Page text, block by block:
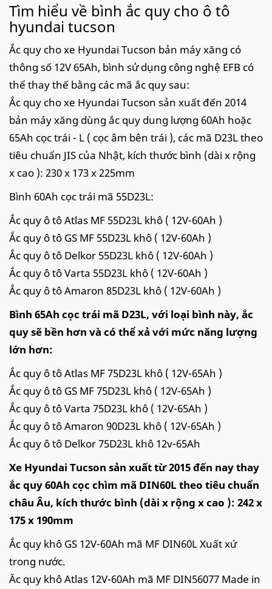
Tìm hiểu về bình ắc quy cho ô tô
hyundai tucson
Ắc quy cho xe Hyundai Tucson bản máy xăng có
thông số 12V 65Ah, bình sử dụng công nghệ EFB có
thể thay thế bằng các mã ắc quy sau:
Ắc quy cho xe Hyundai Tucson sản xuất đến 2014
bản máy xăng dùng ắc quy dung lượng 60Ah hoặc
65Ah cọc trái - L ( cọc âm bên trái ), các mã D23L theo
tiêu chuẩn JIS của Nhật, kích thước bình (dài x rộng
x cao ): 230 x 173 x 225mm
Bình 60Ah cọc trái mã 55D23L:
Ắc quy ô tô Atlas MF 55D23L khô ( 12V-60Ah )
Ắc quy ô tô GS MF 55D23L khô ( 12V-60Ah )
Ắc quy ô tô Delkor 55D23L khô ( 12V-60Ah )
Ắc quy ô tô Varta 55D23L khô ( 12V-60Ah )
Ắc quy ô tô Amaron 85D23L khô ( 12V-60Ah )
Bình 65Ah cọc trái mã D23L, với loại bình này, ắc
quy sẽ bền hơn và có thể xả với mức năng lượng
lớn hơn:
Ắc quy ô tô Atlas MF 75D23L khô ( 12V-65Ah )
Ắc quy ô tô GS MF 75D23L khô ( 12V-65Ah )
Ắc quy ô tô Varta 75D23L khô ( 12V-65Ah )
Ắc quy ô tô Amaron 90D23L khô ( 12V-65Ah )
Ắc quy ô tô Delkor 75D23L khô 12v-65Ah
Xe Hyundai Tucson sản xuất từ 2015 đến nay thay
ắc quy 60Ah cọc chìm mã DIN60L theo tiêu chuẩn
châu Âu, kích thước bình (dài x rộng x cao ): 242 x
175 x 190mm
Ắc quy khô GS 12V-60Ah mã MF DIN60L Xuất xứ
trong nước.
Ăc quy khô Atlas 12V-60Ah mã MF DIN56077 Made in